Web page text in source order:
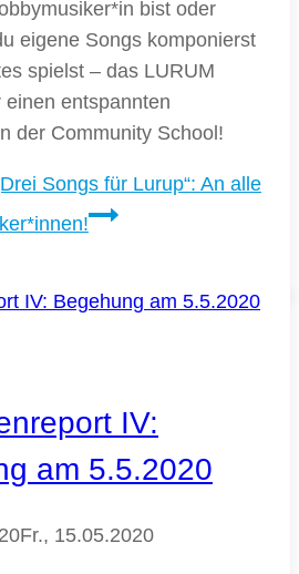
bist oder
eigene Songs komponierst
spielst – das LURUM
entspannten
der Community School!
Songs für Lurup“: An alle
IV:
am 5.5.2020
Fr., 15.05.2020